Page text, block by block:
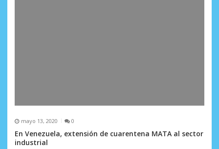
mayo 13, 2020 0
En Venezuela, extensión de cuarentena MATA al sector
industrial